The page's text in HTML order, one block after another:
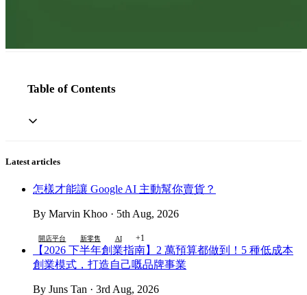
Table of Contents
Latest articles
怎樣才能讓 Google AI 主動幫你賣貨？
By Marvin Khoo · 5th Aug, 2026
開店平台 新零售 AI +1
【2026 下半年創業指南】2 萬預算都做到！5 種低成本
創業模式，打造自己嘅品牌事業
By Juns Tan · 3rd Aug, 2026